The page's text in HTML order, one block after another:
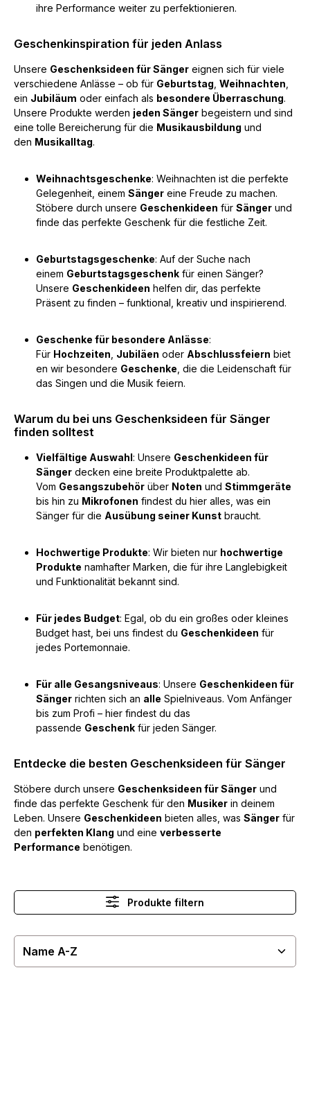
ihre Performance weiter zu perfektionieren.
Geschenkinspiration für jeden Anlass
Unsere Geschenksideen für Sänger eignen sich für viele
verschiedene Anlässe – ob für Geburtstag Weihnachten
ein Jubiläum oder einfach als besondere Überraschung.
Unsere Produkte werden jeden Sänger begeistern und sind
eine tolle Bereicherung für die Musikausbildung und
den Musikalltag.
Weihnachtsgeschenke: Weihnachten ist die perfekte
Gelegenheit, einem Sänger eine Freude zu machen.
Stöbere durch unsere Geschenkideen für Sänger und
finde das perfekte Geschenk für die festliche Zeit.
Geburtstagsgeschenke: Auf der Suche nach
einem Geburtstagsgeschenk für einen Sänger?
Unsere Geschenkideen helfen dir, das perfekte
Präsent zu finden – funktional, kreativ und inspirierend.
Geschenke für besondere Anlässe:
Für Hochzeiten Jubiläen oder Abschlussfeiern biet
en wir besondere Geschenke , die die Leidenschaft für
das Singen und die Musik feiern.
Warum du bei uns Geschenksideen für Sänger
finden solltest
Vielfältige Auswahl: Unsere Geschenkideen für
Sänger decken eine breite Produktpalette ab.
Vom Gesangszubehör über Noten und Stimmgeräte
bis hin zu Mikrofonen findest du hier alles, was ein
Sänger für die Ausübung seiner Kunst braucht.
Hochwertige Produkte: Wir bieten nur hochwertige
Produkte namhafter Marken, die für ihre Langlebigkeit
und Funktionalität bekannt sind.
Für jedes Budget: Egal, ob du ein großes oder kleines
Budget hast, bei uns findest du Geschenkideen für
jedes Portemonnaie.
Für alle Gesangsniveaus: Unsere Geschenkideen für
Sänger richten sich an alle Spielniveaus. Vom Anfänger
bis zum Profi – hier findest du das
passende Geschenk für jeden Sänger.
Entdecke die besten Geschenksideen für Sänger
Stöbere durch unsere Geschenksideen für Sänger und
finde das perfekte Geschenk für den Musiker in deinem
Leben. Unsere Geschenkideen bieten alles, was Sänger für
den perfekten Klang und eine verbesserte
Performance benötigen.
Produkte filtern